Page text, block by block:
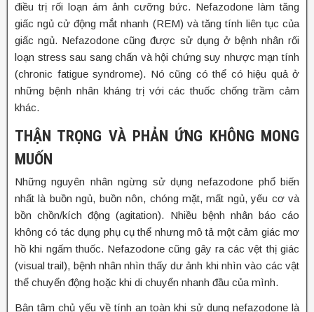
điều trị rối loạn ám ảnh cưỡng bức. Nefazodone làm tăng
giấc ngủ cử động mắt nhanh (REM) và tăng tính liên tục của
giấc ngủ. Nefazodone cũng được sử dụng ở bệnh nhân rối
loạn stress sau sang chấn và hội chứng suy nhược mạn tính
(chronic fatigue syndrome). Nó cũng có thể có hiệu quả ở
những bệnh nhân kháng trị với các thuốc chống trầm cảm
khác.
THẬN TRỌNG VÀ PHẢN ỨNG KHÔNG MONG
MUỐN
Những nguyên nhân ngừng sử dụng nefazodone phổ biến
nhất là buồn ngủ, buồn nôn, chóng mặt, mất ngủ, yếu cơ và
bồn chồn/kích động (agitation). Nhiều bệnh nhân báo cáo
không có tác dụng phụ cụ thể nhưng mô tả một cảm giác mơ
hồ khi ngấm thuốc. Nefazodone cũng gây ra các vệt thị giác
(visual trail), bệnh nhân nhìn thấy dư ảnh khi nhìn vào các vật
thể chuyển động hoặc khi di chuyển nhanh đầu của mình.
Bận tâm chủ yếu về tính an toàn khi sử dụng nefazodone là